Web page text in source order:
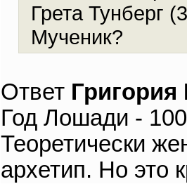
Грета Тунберг
Мученик?
Ответ
Год Лошади -
Теоретически
архетип. Но это